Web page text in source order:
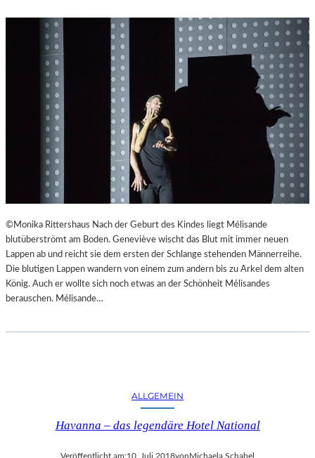
©Monika Rittershaus Nach der Geburt des Kindes liegt Mélisande
blutüberströmt am Boden. Geneviève wischt das Blut mit immer neuen
Lappen ab und reicht sie dem ersten der Schlange stehenden Männerreihe.
Die blutigen Lappen wandern von einem zum andern bis zu Arkel dem alten
König. Auch er wollte sich noch etwas an der Schönheit Mélisandes
berauschen. Mélisande…
ALLGEMEIN
Havanna – das legendäre Hotel National
Veröffentlicht am:10. Juli 2018vonMichaela Schabel